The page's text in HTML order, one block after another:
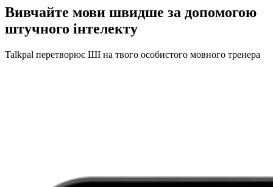
Вивчайте мови швидше за допомогою
штучного інтелекту
Talkpal перетворює ШІ на твого особистого мовного тренера